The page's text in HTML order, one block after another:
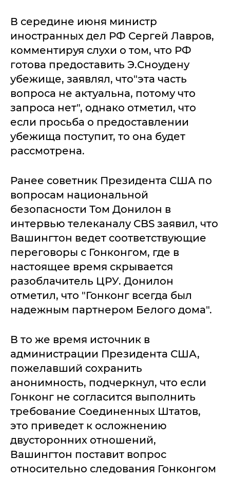
В середине июня министр
иностранных дел РФ Сергей Лавров,
комментируя слухи о том, что РФ
готова предоставить Э.Сноудену
убежище, заявлял, что"эта часть
вопроса не актуальна, потому что
запроса нет", однако отметил, что
если просьба о предоставлении
убежища поступит, то она будет
рассмотрена.
Ранее советник Президента США по
вопросам национальной
безопасности Том Донилон в
интервью телеканалу CBS заявил, что
Вашингтон ведет соответствующие
переговоры с Гонконгом, где в
настоящее время скрывается
разоблачитель ЦРУ. Донилон
отметил, что "Гонконг всегда был
надежным партнером Белого дома".
В то же время источник в
администрации Президента США,
пожелавший сохранить
анонимность, подчеркнул, что если
Гонконг не согласится выполнить
требование Соединенных Штатов,
это приведет к осложнению
двусторонних отношений,
Вашингтон поставит вопрос
относительно следования Гонконгом